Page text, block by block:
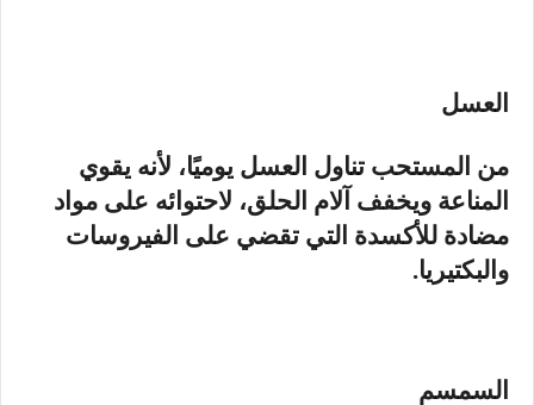
العسل
من المستحب تناول العسل يوميًا، لأنه يقوي
المناعة ويخفف آلام الحلق، لاحتوائه على مواد
مضادة للأكسدة التي تقضي على الفيروسات
والبكتيريا.
السمسم